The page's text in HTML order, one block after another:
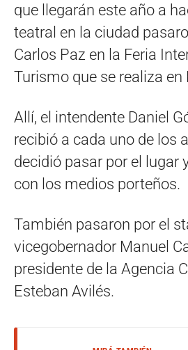
que llegarán este año a
teatral en la ciudad
Carlos Paz en la Feria
Turismo que se realiza en
Allí, el intendente Daniel
recibió a cada uno de los
decidió pasar por el lugar
con los medios porteños.
También pasaron por el
vicegobernador Manuel
presidente de la Agencia
Esteban Avilés.